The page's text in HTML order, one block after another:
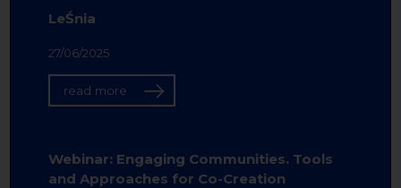
LeŚnia
27/06/2025
read more
Webinar: Engaging Communities. Tools
and Approaches for Co-Creation